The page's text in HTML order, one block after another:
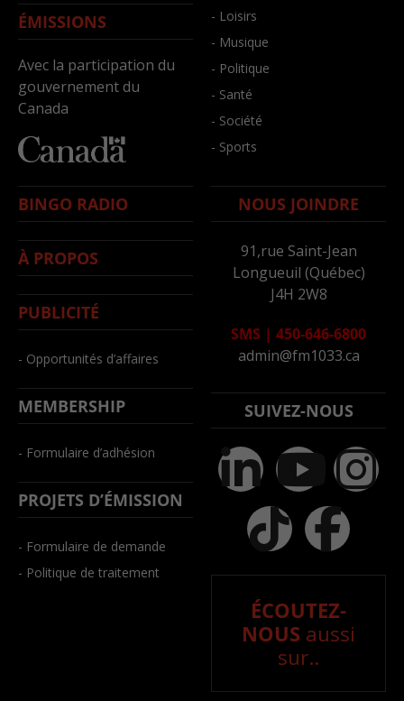
ÉMISSIONS
Avec la participation du
gouvernement du
Canada
- Loisirs
- Musique
- Politique
- Santé
- Société
- Sports
BINGO RADIO
À PROPOS
PUBLICITÉ
- Opportunités d’affaires
MEMBERSHIP
- Formulaire d’adhésion
PROJETS D’ÉMISSION
- Formulaire de demande
- Politique de traitement
NOUS JOINDRE
91,rue Saint-Jean
Longueuil (Québec)
J4H 2W8
SMS | 450-646-6800
admin@fm1033.ca
SUIVEZ-NOUS
ÉCOUTEZ-
NOUS aussi
sur..